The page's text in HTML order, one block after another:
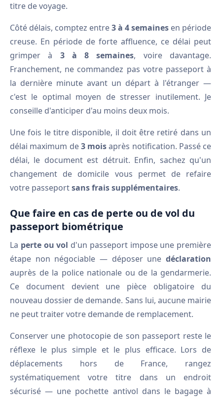
titre de voyage.
Côté délais, comptez entre3 à 4 semaines en période
creuse. En période de forte affluence, ce délai peut
grimper à 3 à 8 semaines, voire davantage.
Franchement, ne commandez pas votre passeport à
la dernière minute avant un départ à l'étranger —
c'est le optimal moyen de stresser inutilement. Je
conseille d'anticiper d'au moins deux mois.
Une fois le titre disponible, il doit être retiré dans un
délai maximum de3 moisaprès notification. Passé ce
délai, le document est détruit. Enfin, sachez qu'un
changement de domicile vous permet de refaire
votre passeportsans frais supplémentaires.
Que faire en cas de perte ou de vol du
passeport biométrique
La perte ou vol d'un passeport impose une première
étape non négociable — déposer une déclaration
auprès de la police nationale ou de la gendarmerie.
Ce document devient une pièce obligatoire du
nouveau dossier de demande. Sans lui, aucune mairie
ne peut traiter votre demande de remplacement.
Conserver une photocopie de son passeport reste le
réflexe le plus simple et le plus efficace. Lors de
déplacements hors de France, rangez
systématiquement votre titre dans un endroit
sécurisé — une pochette antivol dans le bagage à